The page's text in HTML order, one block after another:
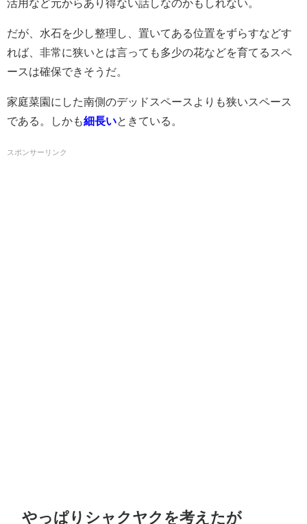
活用など元からあり得ない話しなのかもしれない。
だが、水石を少し整理し、置いてある位置をずらすなどす
れば、非常に狭いとは言っても多少の花などを育てるスペ
ースは確保できそうだ。
家庭菜園にした南側のデッドスペースよりも狭いスペース
である。しかも細長いときている。
スポンサーリンク
やっぱりシャクヤクを考えたが